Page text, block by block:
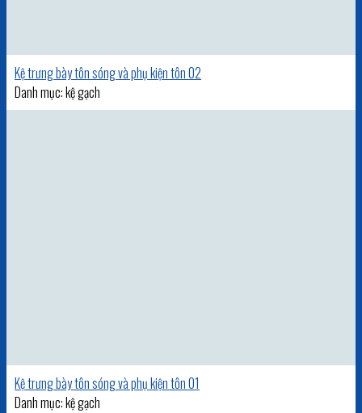
Kệ trưng bày tôn sóng và phụ kiện tôn 02
Danh mục: kệ gạch
Kệ trưng bày tôn sóng và phụ kiện tôn 01
Danh mục: kệ gạch